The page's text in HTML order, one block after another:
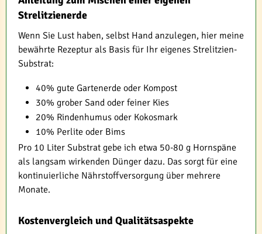
Strelitzienerde
Wenn Sie Lust haben, selbst Hand anzulegen, hier meine
bewährte Rezeptur als Basis für Ihr eigenes Strelitzien-
Substrat:
40% gute Gartenerde oder Kompost
30% grober Sand oder feiner Kies
20% Rindenhumus oder Kokosmark
10% Perlite oder Bims
Pro 10 Liter Substrat gebe ich etwa 50-80 g Hornspäne
als langsam wirkenden Dünger dazu. Das sorgt für eine
kontinuierliche Nährstoffversorgung über mehrere
Monate.
Kostenvergleich und Qualitätsaspekte